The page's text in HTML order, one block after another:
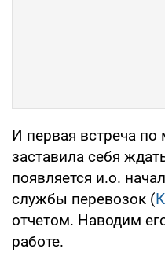
И первая встреча
заставила себя
появляется и.о.
службы перевозок (
отчетом. Наводим
работе.